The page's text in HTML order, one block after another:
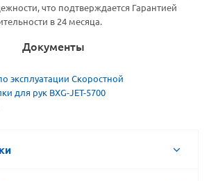
что подтверждается Гарантией
в 24 месяца.
Документы
эксплуатации Скоростной
для рук BXG-JET-5700